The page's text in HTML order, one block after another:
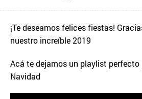
¡Te deseamos felices fiestas!
nuestro increíble 2019
Acá te dejamos un playlist
Navidad